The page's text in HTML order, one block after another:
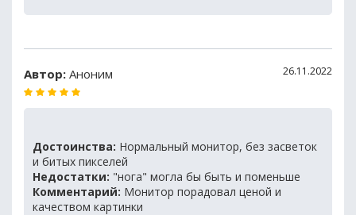
Автор: Аноним 26.11.2022
Достоинства: Нормальный монитор, без засветок
и битых пикселей
Недостатки: "нога" могла бы быть и поменьше
Комментарий: Монитор порадовал ценой и
качеством картинки